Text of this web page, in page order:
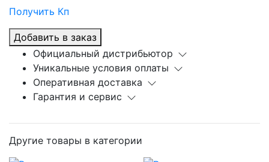
Получить Кп
Добавить в заказ
Официальный дистрибьютор
Уникальные условия оплаты
Оперативная доставка
Гарантия и сервис
Другие товары в категории